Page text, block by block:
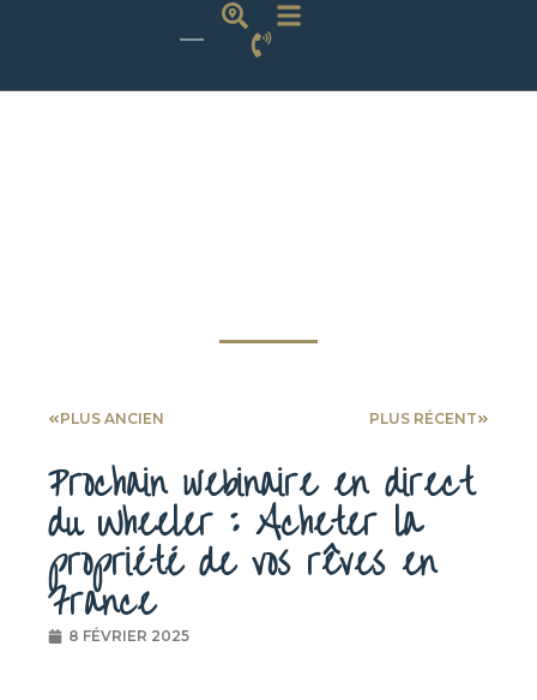
PLUS ANCIEN PLUS RÉCENT
Prochain webinaire en direct
du Wheeler : Acheter la
propriété de vos rêves en
France
8 FÉVRIER 2025